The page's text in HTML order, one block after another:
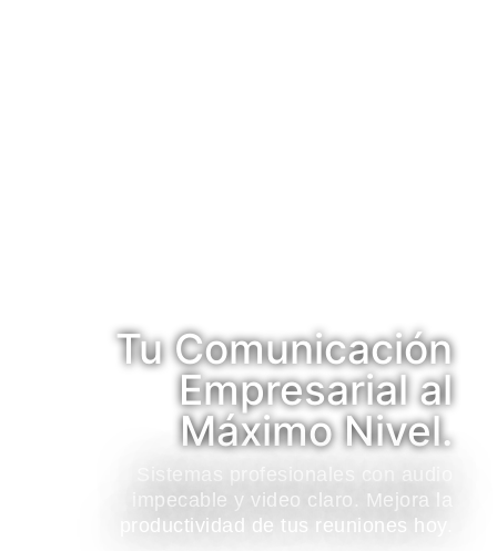
Tu Comunicación
Empresarial al
Máximo Nivel.
Sistemas profesionales con audio
impecable y video claro. Mejora la
productividad de tus reuniones hoy.